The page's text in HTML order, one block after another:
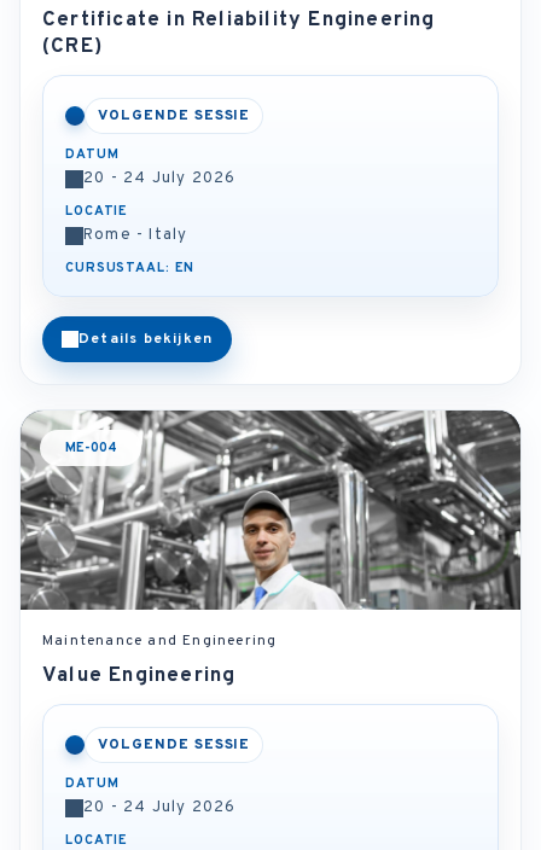
Certificate in Reliability Engineering
(CRE)
VOLGENDE SESSIE
DATUM
20 - 24 July 2026
LOCATIE
Rome - Italy
CURSUSTAAL: EN
Details bekijken
ME-004
Maintenance and Engineering
Value Engineering
VOLGENDE SESSIE
DATUM
20 - 24 July 2026
LOCATIE